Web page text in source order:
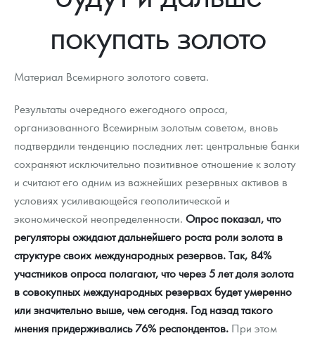
Иностранные
Памятные монеты России и СССР
Монеты Царской России
Монеты стран мира после 1950г
Монеты и жетоны ЗМД
Георгий Победоносец
Золотой червонец Сеятель
Золотые слитки
Аксессуары
Гарри Поттер
Год Лошади
Флот: ледоколы и корабли
Жетоны "Необыкновенные обитатели глубин"
Ювелирные изделия
Выкуп монет
Вопрос - ответ
Памятка для работы с монетами из драгметаллов
Условия возврата
Монеты
Политика конфиденциальности
Политика использования Cookies
Положение по обработке и защите персональных данных
Подбор монет
Информация
Распродажа монет и жетонов
Аналитика и события
Итоги 2025 года. Прогноз курсов золота, серебра, платины на
2026 год
Cтатьи
Георгий Победоносец - динамика цен
Курс золота и серебра
Лом выкуп
Скупка слитков
Контакты
О нас
Наши преимущества
Письмо директору
Пресс-служба
покупать золото
Материал Всемирного золотого совета.
Результаты очередного ежегодного опроса,
организованного Всемирным золотым советом, вновь
подтвердили тенденцию последних лет: центральные банки
сохраняют исключительно позитивное отношение к золоту
и считают его одним из важнейших резервных активов в
условиях усиливающейся геополитической и
экономической неопределенности. Опрос показал, что
регуляторы ожидают дальнейшего роста роли золота в
структуре своих международных резервов. Так, 84%
участников опроса полагают, что через 5 лет доля золота
в совокупных международных резервах будет умеренно
или значительно выше, чем сегодня. Год назад такого
мнения придерживались 76% респондентов. При этом